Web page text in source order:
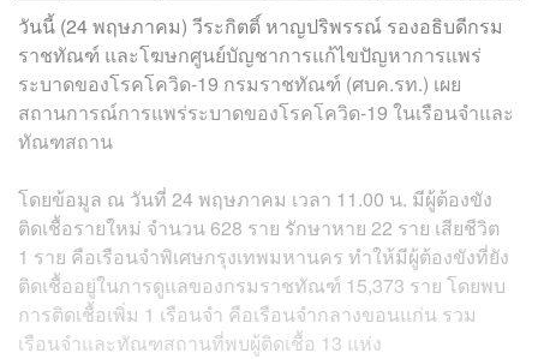
วันนี้ (24 พฤษภาคม) วีระกิตติ์ หาญปริพรรณ์ รองอธิบดีกรม
ราชทัณฑ์ และโฆษกศูนย์บัญชาการแก้ไขปัญหาการแพร่
ระบาดของโรคโควิด-19 กรมราชทัณฑ์ (ศบค.รท.) เผย
สถานการณ์การแพร่ระบาดของโรคโควิด-19 ในเรือนจำและ
ทัณฑสถาน
โดยข้อมูล ณ วันที่ 24 พฤษภาคม เวลา 11.00 น. มีผู้ต้องขัง
ติดเชื้อรายใหม่ จำนวน 628 ราย รักษาหาย 22 ราย เสียชีวิต
1 ราย คือเรือนจำพิเศษกรุงเทพมหานคร ทำให้มีผู้ต้องขังที่ยัง
ติดเชื้ออยู่ในการดูแลของกรมราชทัณฑ์ 15,373 ราย โดยพบ
การติดเชื้อเพิ่ม 1 เรือนจำ คือเรือนจำกลางขอนแก่น รวม
เรือนจำและทัณฑสถานที่พบผู้ติดเชื้อ 13 แห่ง